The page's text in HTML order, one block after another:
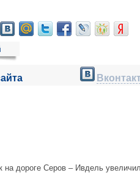
на дороге Серов – Ивдель